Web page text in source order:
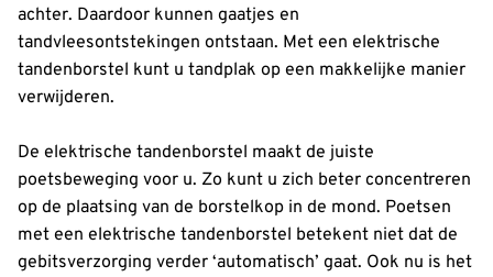
achter. Daardoor kunnen gaatjes en
tandvleesontstekingen ontstaan. Met een elektrische
tandenborstel kunt u tandplak op een makkelijke manier
verwijderen.
De elektrische tandenborstel maakt de juiste
poetsbeweging voor u. Zo kunt u zich beter concentreren
op de plaatsing van de borstelkop in de mond. Poetsen
met een elektrische tandenborstel betekent niet dat de
gebitsverzorging verder ‘automatisch’ gaat. Ook nu is het